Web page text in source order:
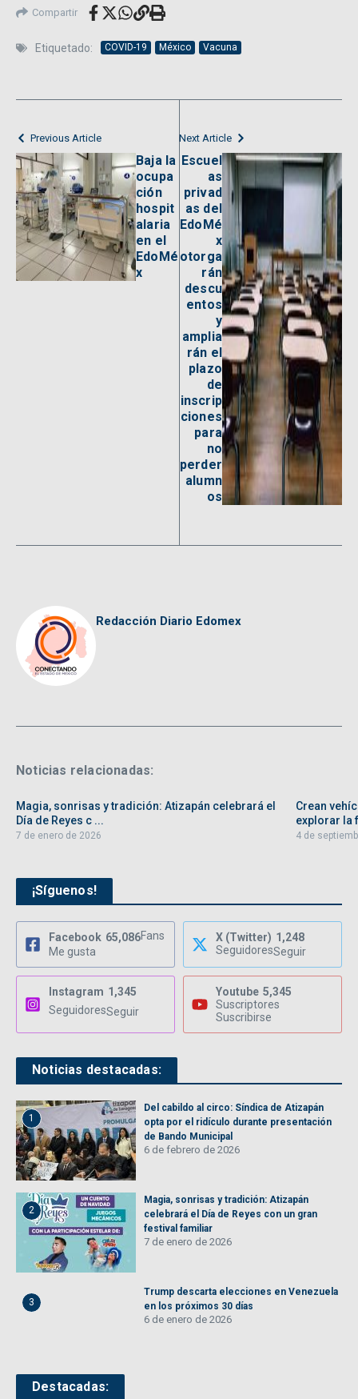
Compartir
Etiquetado: COVID-19 México Vacuna
Previous Article
Baja la
ocupa
ción
hospit
alaria
en el
EdoMé
x
Next Article
Escuel
as
privad
as del
EdoMé
x
otorga
rán
descu
entos
y
amplia
rán el
plazo
de
inscrip
ciones
para
no
perder
alumn
os
Redacción Diario Edomex
Noticias relacionadas:
Magia, sonrisas y tradición: Atizapán celebrará el
Día de Reyes c ...
7 de enero de 2026
Crean
explorar la
4 de
¡Síguenos!
Facebook 65,086Fans
Me gusta
X (Twitter) 1,248
SeguidoresSeguir
Instagram 1,345
SeguidoresSeguir
Youtube 5,345
Suscriptores
Suscribirse
Noticias destacadas:
1
Del cabildo al circo: Síndica de Atizapán
opta por el ridículo durante presentación
de Bando Municipal
6 de febrero de 2026
2
Magia, sonrisas y tradición: Atizapán
celebrará el Día de Reyes con un gran
festival familiar
7 de enero de 2026
3
Trump descarta elecciones en Venezuela
en los próximos 30 días
6 de enero de 2026
Destacadas: